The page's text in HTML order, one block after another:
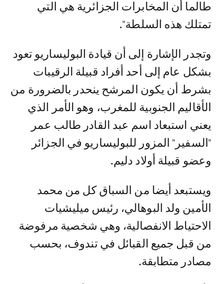
طالما أن المخابرات الجزائرية هي التي
تمتلك هذه السلطة".
وتجدر الإشارة إلى أن قيادة البوليساريو تعود
بشكل عام إلى أحد أفراد قبيلة الرقيبات
بشرط أن يكون المرشح ينحدر بالضرورة من
الأقاليم الجنوبية للمغرب، وهو الأمر الذي
يعني استبعاد اسم عبد القادر طالب عمر
"السفير" المزور للبوليساريو في الجزائر
وعضو قبيلة أولاد دليم.
ويستبعد أيضا من السباق كل من محمد
الأمين ولد البوهالي، رئيس ميليشيات
الاحتياط الانفصالية، وهي شخصية مرفوضة
من قبل جميع القبائل في تندوف، بحسب
مصادر متطابقة.